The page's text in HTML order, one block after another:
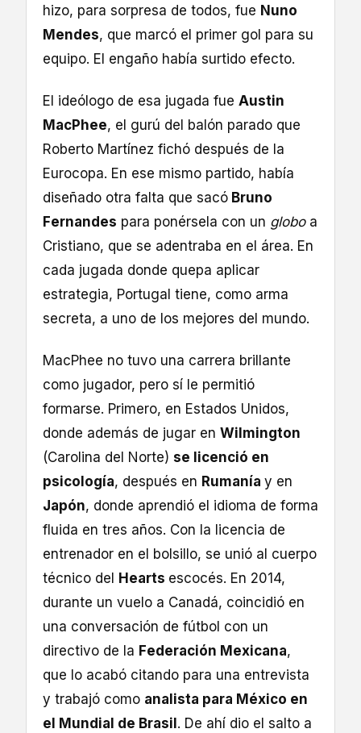
hizo, para sorpresa de todos, fue Nuno
Mendes, que marcó el primer gol para su
equipo. El engaño había surtido efecto.
El ideólogo de esa jugada fue Austin
MacPhee, el gurú del balón parado que
Roberto Martínez fichó después de la
Eurocopa. En ese mismo partido, había
diseñado otra falta que sacó Bruno
Fernandes para ponérsela con un globo a
Cristiano, que se adentraba en el área. En
cada jugada donde quepa aplicar
estrategia, Portugal tiene, como arma
secreta, a uno de los mejores del mundo.
MacPhee no tuvo una carrera brillante
como jugador, pero sí le permitió
formarse. Primero, en Estados Unidos,
donde además de jugar en Wilmington
(Carolina del Norte) se licenció en
psicología, después en Rumanía y en
Japón, donde aprendió el idioma de forma
fluida en tres años. Con la licencia de
entrenador en el bolsillo, se unió al cuerpo
técnico del
Hearts escocés. En 2014,
durante un vuelo a Canadá, coincidió en
una conversación de fútbol con un
directivo de la Federación Mexicana,
que lo acabó citando para una entrevista
y trabajó como analista para México en
el Mundial de Brasil . De ahí dio el salto a